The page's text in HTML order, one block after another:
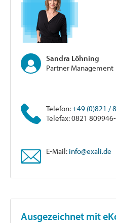
Sandra Löhning
Partner Management
Telefon:+49 (0)821 /
Telefax: 0821
E-Mail: info@exali.de
Ausgezeichnet mit